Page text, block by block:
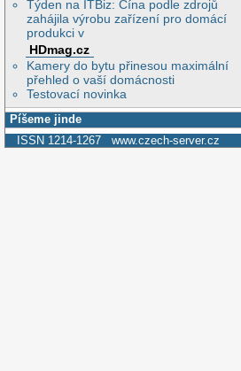
Týden na ITBiz: Čína podle zdrojů
zahájila výrobu zařízení pro domácí
produkci v
HDmag.cz
Kamery do bytu přinesou maximální
přehled o vaší domácnosti
Testovací novinka
Píšeme jinde
ISSN 1214-1267 www.czech-server.cz